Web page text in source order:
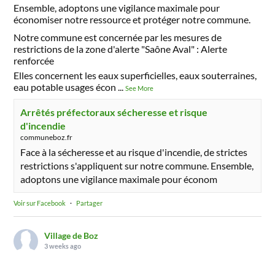
Ensemble, adoptons une vigilance maximale pour
économiser notre ressource et protéger notre commune.
Notre commune est concernée par les mesures de
restrictions de la zone d'alerte "Saône Aval" : Alerte
renforcée
Elles concernent les eaux superficielles, eaux souterraines,
eau potable usages écon ...See More
Arrêtés préfectoraux sécheresse et risque
d'incendie
communeboz.fr
Face à la sécheresse et au risque d'incendie, de strictes
restrictions s'appliquent sur notre commune. Ensemble,
adoptons une vigilance maximale pour économ
Voir sur Facebook · Partager
Village de Boz
3 weeks ago